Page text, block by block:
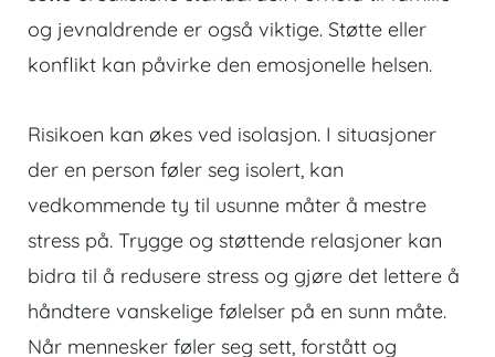
og jevnaldrende er også viktige. Støtte eller
konflikt kan påvirke den emosjonelle helsen.
Risikoen kan økes ved isolasjon. I situasjoner
der en person føler seg isolert, kan
vedkommende ty til usunne måter å mestre
stress på. Trygge og støttende relasjoner kan
bidra til å redusere stress og gjøre det lettere å
håndtere vanskelige følelser på en sunn måte.
Når mennesker føler seg sett, forstått og